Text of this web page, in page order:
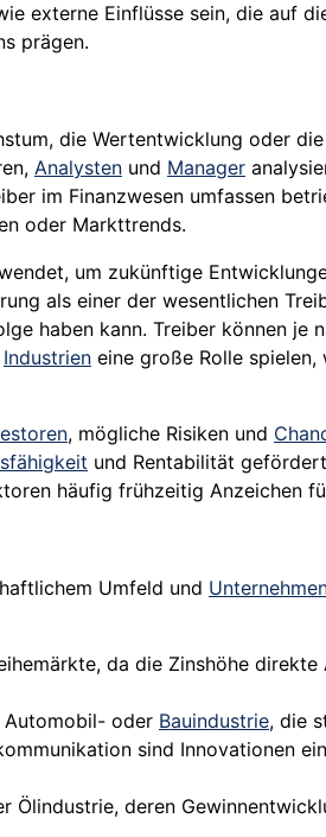
externe Einflüsse sein, die auf
prägen.
die Wertentwicklung oder
Analysten und Manager
im Finanzwesen umfassen
oder Markttrends.
um zukünftige
als einer der wesentlichen
haben kann. Treiber können je
Industrien eine große Rolle
, mögliche Risiken und
und Rentabilität
häufig frühzeitig Anzeichen
Umfeld und
da die Zinshöhe
Automobil- oder Bauindustrie, die
sind Innovationen
Ölindustrie, deren